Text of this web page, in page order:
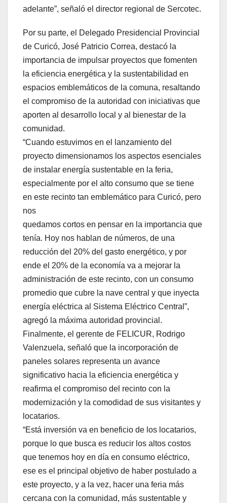
adelante”, señaló el director regional de Sercotec.
Por su parte, el Delegado Presidencial Provincial
de Curicó, José Patricio Correa, destacó la
importancia de impulsar proyectos que fomenten
la eficiencia energética y la sustentabilidad en
espacios emblemáticos de la comuna, resaltando
el compromiso de la autoridad con iniciativas que
aporten al desarrollo local y al bienestar de la
comunidad.
“Cuando estuvimos en el lanzamiento del
proyecto dimensionamos los aspectos esenciales
de instalar energía sustentable en la feria,
especialmente por el alto consumo que se tiene
en este recinto tan emblemático para Curicó, pero
nos
quedamos cortos en pensar en la importancia que
tenía. Hoy nos hablan de números, de una
reducción del 20% del gasto energético, y por
ende el 20% de la economía va a mejorar la
administración de este recinto, con un consumo
promedio que cubre la nave central y que inyecta
energía eléctrica al Sistema Eléctrico Central”,
agregó la máxima autoridad provincial.
Finalmente, el gerente de FELICUR, Rodrigo
Valenzuela, señaló que la incorporación de
paneles solares representa un avance
significativo hacia la eficiencia energética y
reafirma el compromiso del recinto con la
modernización y la comodidad de sus visitantes y
locatarios.
“Está inversión va en beneficio de los locatarios,
porque lo que busca es reducir los altos costos
que tenemos hoy en día en consumo eléctrico,
ese es el principal objetivo de haber postulado a
este proyecto, y a la vez, hacer una feria más
cercana con la comunidad, más sustentable y